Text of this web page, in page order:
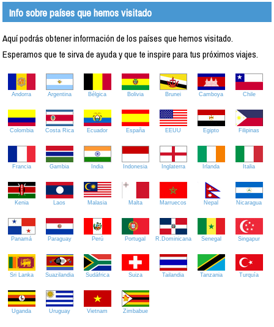
Info sobre países que hemos visitado
Aquí podrás obtener información de los países que hemos visitado.
Esperamos que te sirva de ayuda y que te inspire para tus próximos viajes.
Andorra Argentina Bélgica Bolivia Brunei Camboya Chile
Colombia Costa Rica Ecuador España EEUU Egipto Filipinas
Francia Gambia India Indonesia Inglaterra Irlanda Italia
Kenia Laos Malasia Malta Marruecos Nepal Nicaragua
Panamá Paraguay Perú Portugal R.Dominicana Senegal Singapur
Sri Lanka Suazilandia Sudáfrica Suiza Tailandia Tanzania Turquía
Uganda Uruguay Vietnam Zimbabue